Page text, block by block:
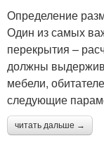
Определение
Один из самых
перекрытия –
должны
мебели,
следующие
читать дальше →